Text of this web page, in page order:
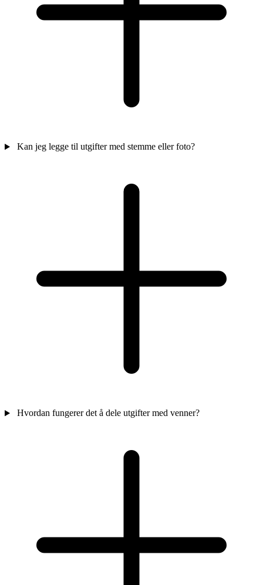
Kan jeg legge til utgifter med stemme eller foto?
Hvordan fungerer det å dele utgifter med venner?